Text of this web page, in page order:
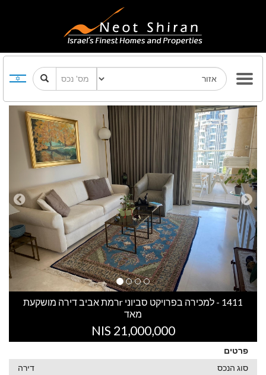
Previous Next
1411 - למכירה בפרויקט סביוני rרמת אביב דירה מושקעת
מאד
21,000,000 NIS
פרטים
סוג הנכס
דירה